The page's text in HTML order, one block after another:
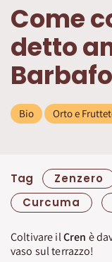
Come
detto
Bio Orto e
Tag Zenzero
Curcuma
Coltivare ilCren è
vaso sul terrazzo!